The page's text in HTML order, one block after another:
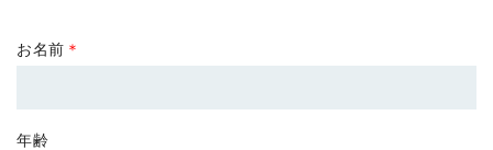
お名前 ＊
年齢